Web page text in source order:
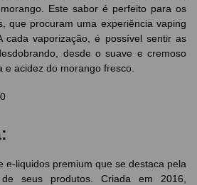
Este sabor é perfeito para os
que procuram uma experiência vaping
cada vaporização, é possível sentir as
desde o suave e cremoso
acidez do morango fresco.
e-liquidos premium que se destaca pela
de seus produtos. Criada em 2016,